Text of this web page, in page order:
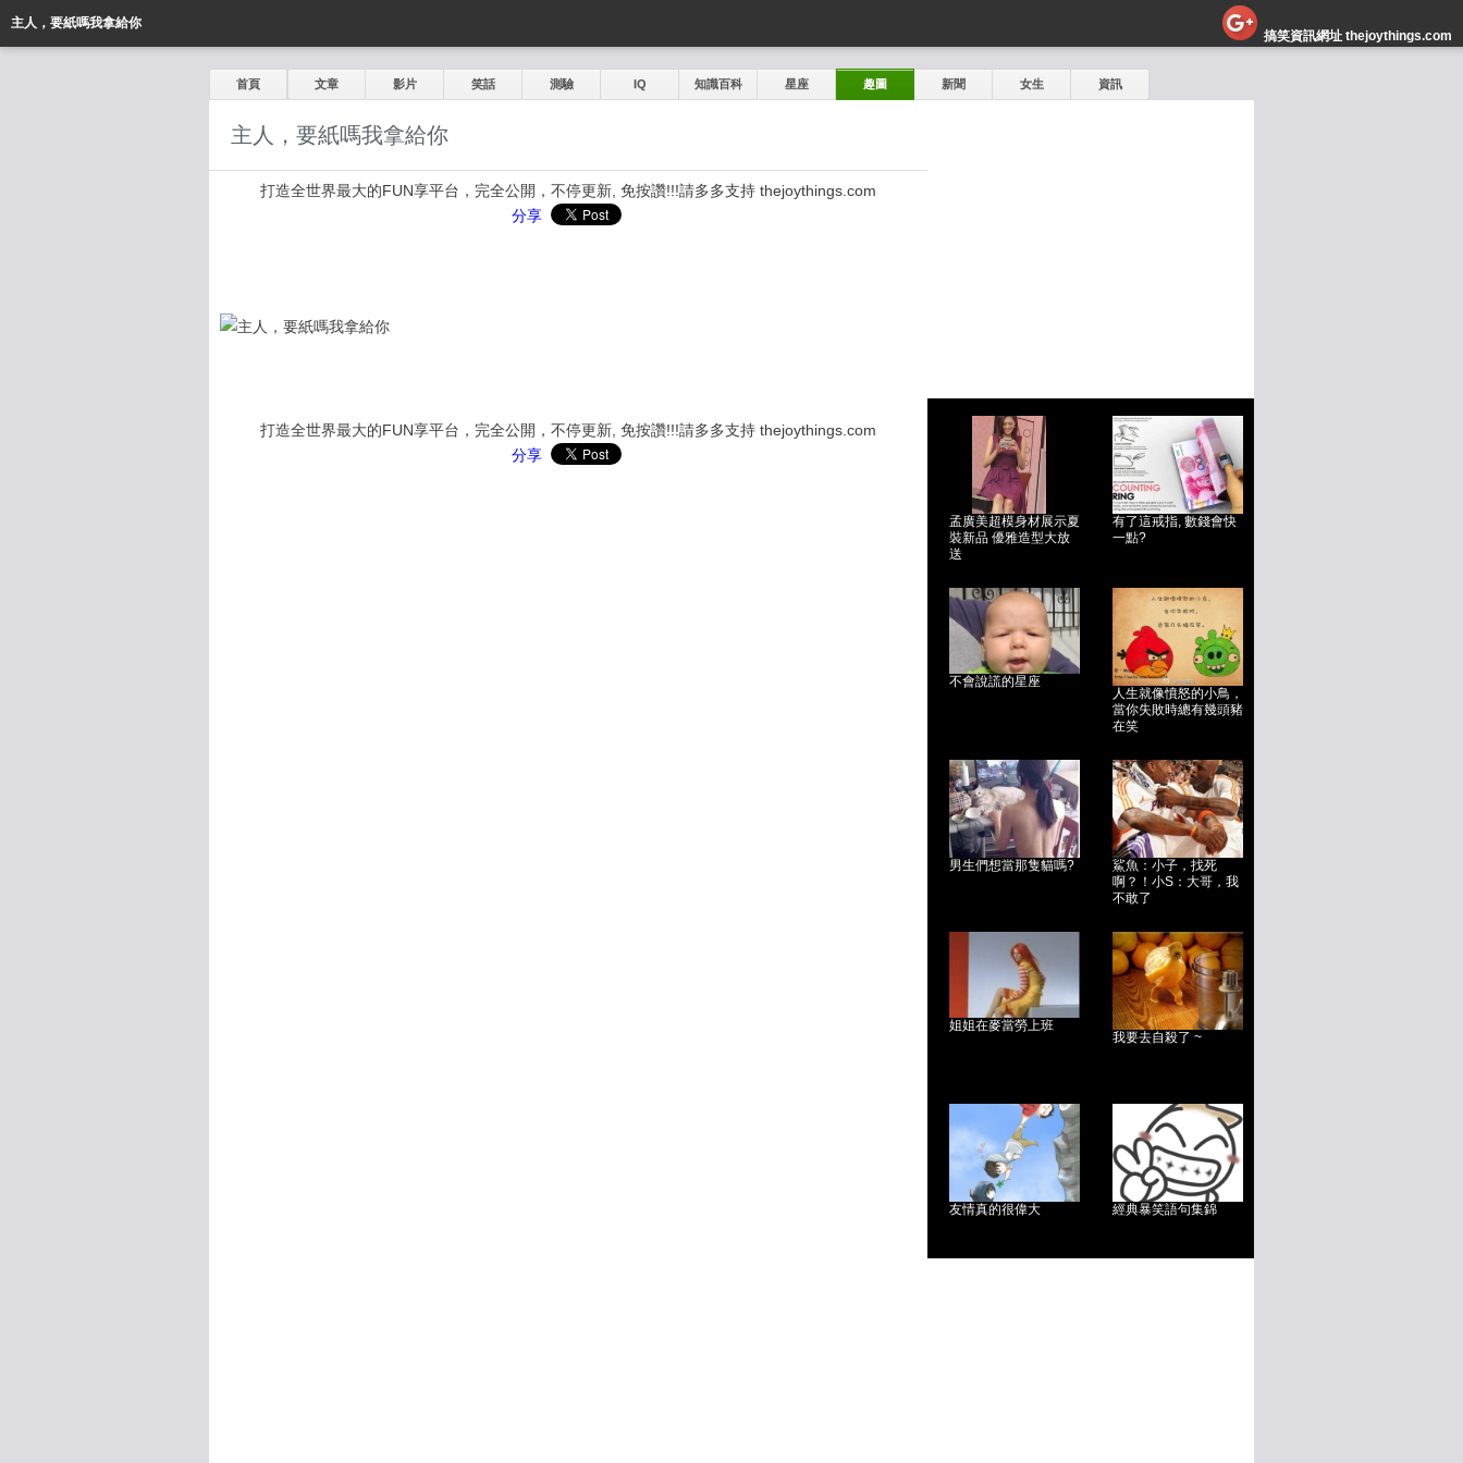
主人，要紙嗎我拿給你
搞笑資訊網址 thejoythings.com
首頁 文章 影片 笑話 測驗 IQ 知識百科 星座 趣圖 新聞 女生 資訊
孟廣美超模身材展示夏
裝新品 優雅造型大放
送
有了這戒指, 數錢會快
一點?
不會說謊的星座
人生就像憤怒的小鳥，
當你失敗時總有幾頭豬
在笑
男生們想當那隻貓嗎?
鯊魚：小子，找死
啊？！小S：大哥，我
不敢了
姐姐在麥當勞上班
我要去自殺了 ~
友情真的很偉大 經典暴笑語句集錦
主人，要紙嗎我拿給你
打造全世界最大的FUN享平台，完全公開，不停更新, 免按讚!!!請多多支持 thejoythings.com
分享
打造全世界最大的FUN享平台，完全公開，不停更新, 免按讚!!!請多多支持 thejoythings.com
分享